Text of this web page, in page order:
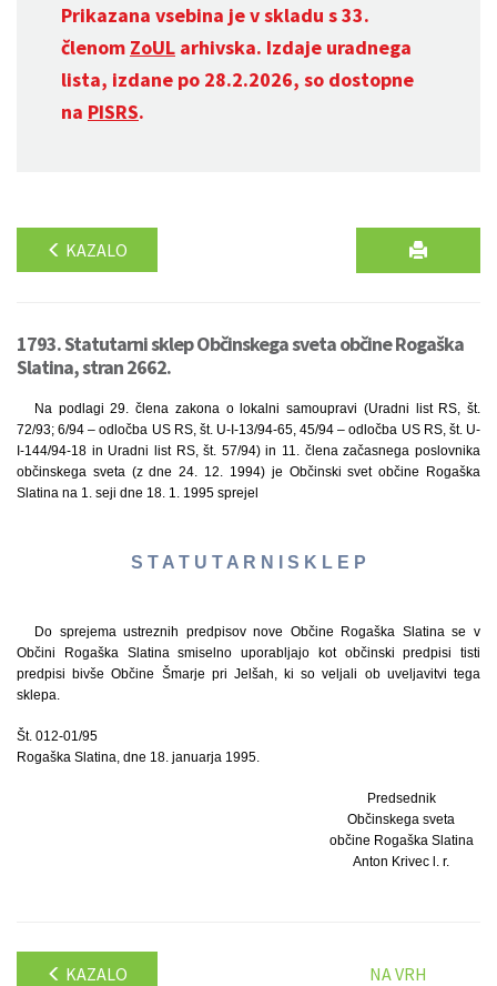
Prikazana vsebina je v skladu s 33.
členom ZoUL arhivska. Izdaje uradnega
lista, izdane po 28.2.2026, so dostopne
na PISRS.
KAZALO
1793. Statutarni sklep Občinskega sveta občine Rogaška
Slatina, stran 2662.
Na podlagi 29. člena zakona o lokalni samoupravi (Uradni list RS, št.
72/93; 6/94 – odločba US RS, št. U-I-13/94-65, 45/94 – odločba US RS, št. U-
I-144/94-18 in Uradni list RS, št. 57/94) in 11. člena začasnega poslovnika
občinskega sveta (z dne 24. 12. 1994) je Občinski svet občine Rogaška
Slatina na 1. seji dne 18. 1. 1995 sprejel
S T A T U T A R N I S K L E P
Do sprejema ustreznih predpisov nove Občine Rogaška Slatina se v
Občini Rogaška Slatina smiselno uporabljajo kot občinski predpisi tisti
predpisi bivše Občine Šmarje pri Jelšah, ki so veljali ob uveljavitvi tega
sklepa.
Št. 012-01/95
Rogaška Slatina, dne 18. januarja 1995.
Predsednik
Občinskega sveta
občine Rogaška Slatina
Anton Krivec l. r.
KAZALO NA VRH